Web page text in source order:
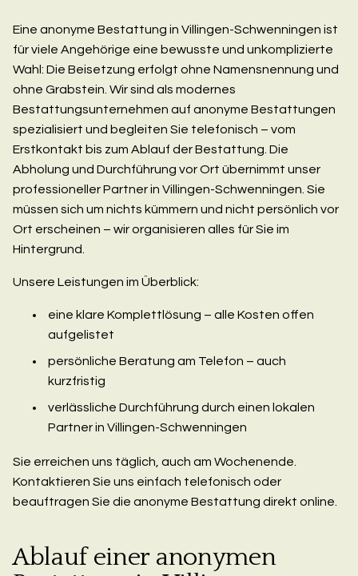
Eine anonyme Bestattung in Villingen-Schwenningen ist
für viele Angehörige eine bewusste und unkomplizierte
Wahl: Die Beisetzung erfolgt ohne Namensnennung und
ohne Grabstein. Wir sind als modernes
Bestattungsunternehmen auf anonyme Bestattungen
spezialisiert und begleiten Sie telefonisch – vom
Erstkontakt bis zum Ablauf der Bestattung. Die
Abholung und Durchführung vor Ort übernimmt unser
professioneller Partner in Villingen-Schwenningen. Sie
müssen sich um nichts kümmern und nicht persönlich vor
Ort erscheinen – wir organisieren alles für Sie im
Hintergrund.
Unsere Leistungen im Überblick:
eine klare Komplettlösung – alle Kosten offen
aufgelistet
persönliche Beratung am Telefon – auch
kurzfristig
verlässliche Durchführung durch einen lokalen
Partner in Villingen-Schwenningen
Sie erreichen uns täglich, auch am Wochenende.
Kontaktieren Sie uns einfach telefonisch oder
beauftragen Sie die anonyme Bestattung direkt online.
Ablauf einer anonymen